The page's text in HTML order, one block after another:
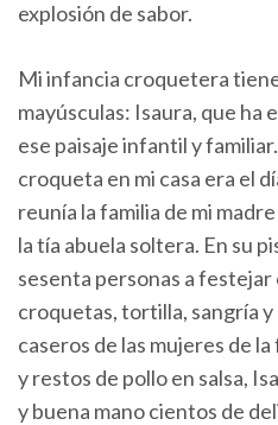
explosión de sabor.
Mi infancia croquetera
mayúsculas: Isaura, que ha
ese paisaje infantil y
croqueta en mi casa era el
reunía la familia de mi
la tía abuela soltera. En su
sesenta personas a festejar
croquetas, tortilla, sangría
caseros de las mujeres de
y restos de pollo en salsa,
y buena mano cientos de